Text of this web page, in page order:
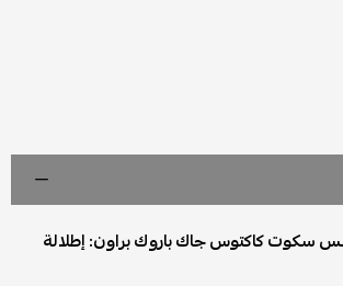
ماكس 1 ترافيس سكوت كاكتوس جاك باروك براون: إطلالة